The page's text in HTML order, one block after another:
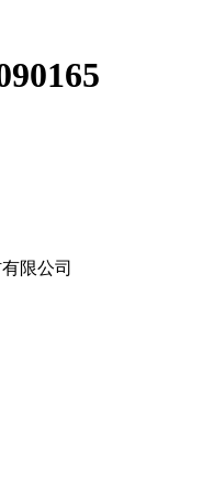
限公司